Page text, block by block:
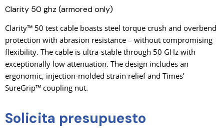
Clarity 50 ghz (armored only)
Clarity™ 50 test cable boasts steel torque crush and overbend
protection with abrasion resistance – without compromising
flexibility. The cable is ultra-stable through 50 GHz with
exceptionally low attenuation. The design includes an
ergonomic, injection-molded strain relief and Times’
SureGrip™ coupling nut.
Solicita presupuesto